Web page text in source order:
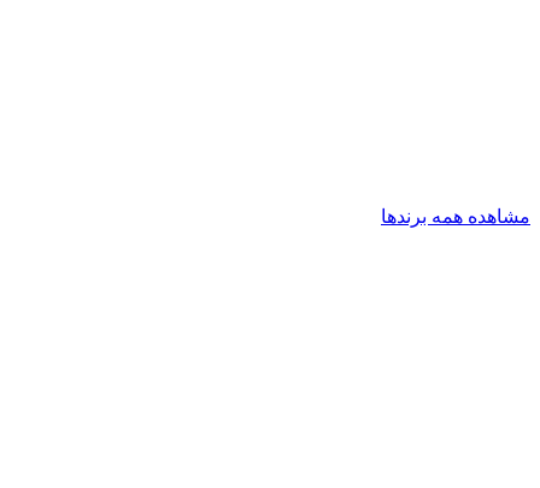
مشاهده همه برندها